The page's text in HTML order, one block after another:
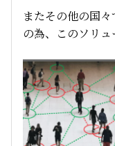
またその他の国
の為、このソリュ